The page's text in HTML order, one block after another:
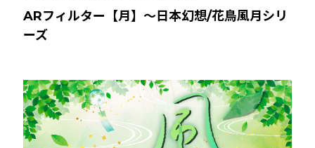
ARフィルター【月】～日本幻想/花鳥風月シリ
ーズ